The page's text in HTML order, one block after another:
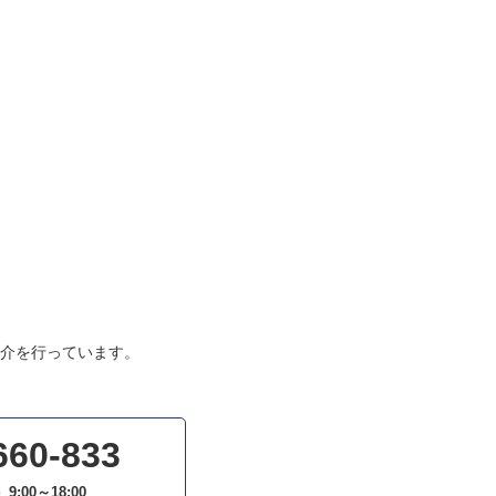
を行っています。
833
9:00～18:00